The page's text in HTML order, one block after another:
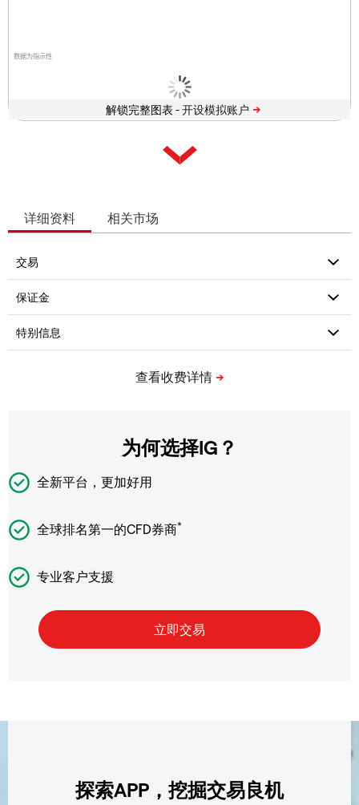
数据为指示性
解锁完整图表 -
详细资料 相关市场
为何选择IG？
全新平台，更加好用
全球排名第一的CFD券商*
专业客户支援
探索APP，挖掘交易良机